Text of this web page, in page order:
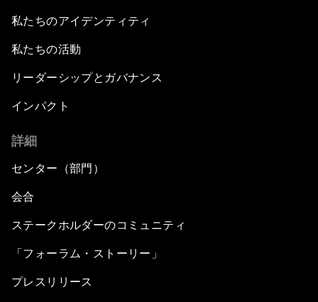
私たちのアイデンティティ
私たちの活動
リーダーシップとガバナンス
インパクト
詳細
センター（部門）
会合
ステークホルダーのコミュニティ
「フォーラム・ストーリー」
プレスリリース